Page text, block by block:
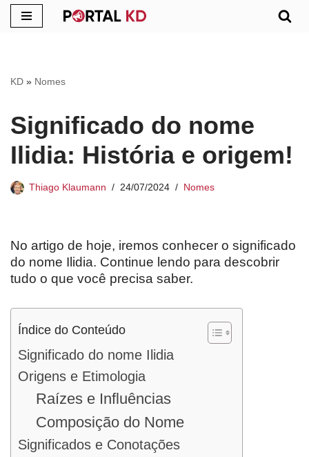
conteúdo
KD » Nomes
Significado do nome
Ilidia: História e origem!
Thiago Klaumann 24/07/2024 Nomes
No artigo de hoje, iremos conhecer o significado
do nome Ilidia. Continue lendo para descobrir
tudo o que você precisa saber.
Índice do Conteúdo
Significado do nome Ilidia
Origens e Etimologia
Raízes e Influências
Composição do Nome
Significados e Conotações